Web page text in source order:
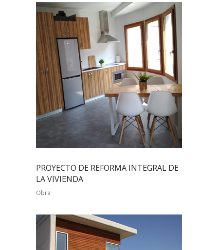
PROYECTO DE REFORMA INTEGRAL DE
LA VIVIENDA
Obra